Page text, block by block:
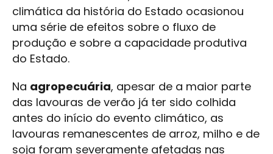
climática da história do Estado ocasionou
uma série de efeitos sobre o fluxo de
produção e sobre a capacidade produtiva
do Estado.
Na agropecuária, apesar de a maior parte
das lavouras de verão já ter sido colhida
antes do início do evento climático, as
lavouras remanescentes de arroz, milho e de
soja foram severamente afetadas nas